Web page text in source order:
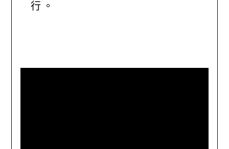
行。